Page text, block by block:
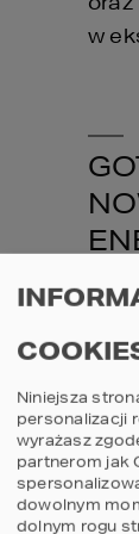
w
oraz
Niniejsza
personalizacji
wyrażasz
partnerom jak
dowolnym
dolnym rogu